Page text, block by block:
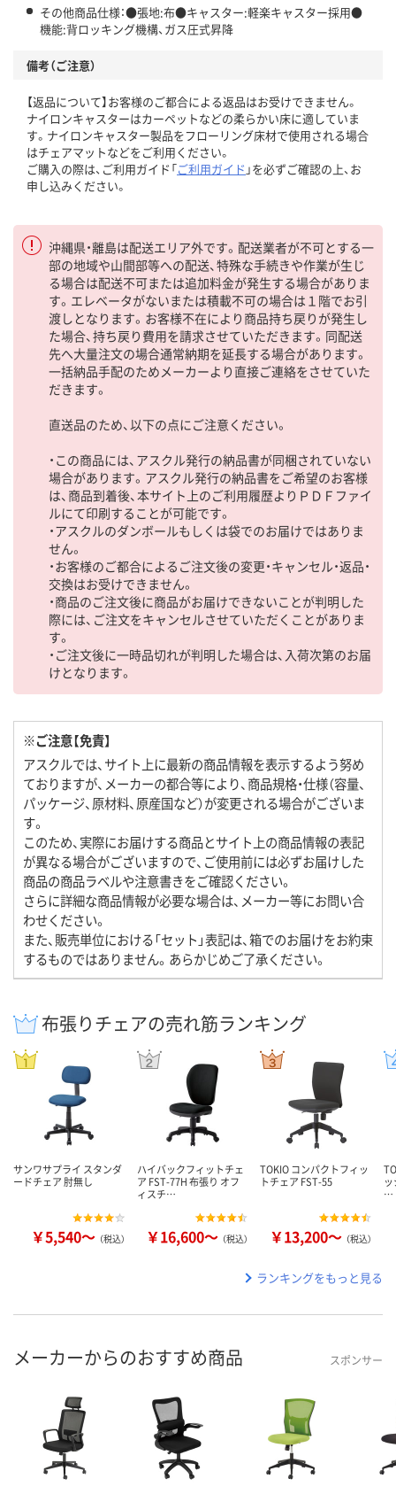
その他商品仕様：●張地:布●キャスター:軽楽キャスター採用●
機能:背ロッキング機構、ガス圧式昇降
備考（ご注意）
【返品について】お客様のご都合による返品はお受けできません。
ナイロンキャスターはカーペットなどの柔らかい床に適していま
す。ナイロンキャスター製品をフローリング床材で使用される場合
はチェアマットなどをご利用ください。
ご購入の際は、ご利用ガイド「ご利用ガイド 」を必ずご確認の上、お
申し込みください。
沖縄県・離島は配送エリア外です。配送業者が不可とする一
部の地域や山間部等への配送、特殊な手続きや作業が生じ
る場合は配送不可または追加料金が発生する場合がありま
す。エレベータがないまたは積載不可の場合は１階でお引
渡しとなります。お客様不在により商品持ち戻りが発生し
た場合、持ち戻り費用を請求させていただきます。同配送
先へ大量注文の場合通常納期を延長する場合があります。
一括納品手配のためメーカーより直接ご連絡をさせていた
だきます。
直送品のため、以下の点にご注意ください。
・この商品には、アスクル発行の納品書が同梱されていない
場合があります。アスクル発行の納品書をご希望のお客様
は、商品到着後、本サイト上のご利用履歴よりＰＤＦファイ
ルにて印刷することが可能です。
・アスクルのダンボールもしくは袋でのお届けではありま
せん。
・お客様のご都合によるご注文後の変更・キャンセル・返品・
交換はお受けできません。
・商品のご注文後に商品がお届けできないことが判明した
際には、ご注文をキャンセルさせていただくことがありま
す。
・ご注文後に一時品切れが判明した場合は、入荷次第のお届
けとなります。
※ご注意【免責】
アスクルでは、サイト上に最新の商品情報を表示するよう努め
ておりますが、メーカーの都合等により、商品規格・仕様（容量、
パッケージ、原材料、原産国など）が変更される場合がございま
す。
このため、実際にお届けする商品とサイト上の商品情報の表記
が異なる場合がございますので、ご使用前には必ずお届けした
商品の商品ラベルや注意書きをご確認ください。
さらに詳細な商品情報が必要な場合は、メーカー等にお問い合
わせください。
また、販売単位における「セット」表記は、箱でのお届けをお約束
するものではありません。あらかじめご了承ください。
布張りチェアの売れ筋ランキング
サンワサプライ スタンダ
ードチェア 肘無し
￥5,540～ （税込）
ハイバックフィットチェ
ア FST-77H 布張り オフ
ィスチ…
￥16,600～ （税込）
TOKIO コンパクトフィッ
トチェア FST-55
￥13,200～ （税込）
…
ランキングをもっと見る
メーカーからのおすすめ商品 スポンサー